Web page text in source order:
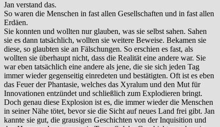
Jan verstand das.
So waren die Menschen in fast allen Gesellschaften und in fast allen
Erdäen.
Sie konnten und wollten nur glauben, was sie selbst sahen. Sahen
sie es dann tatsächlich, wollten sie weitere Beweise. Bekamen sie
diese, so glaubten sie an Fälschungen. So erschien es fast, als
wollten sie überhaupt nicht, dass die Realität eine andere war. Sie
war eben tatsächlich eine andere als jene, die sie sich jeden Tag
immer wieder gegenseitig einredeten und bestätigten. Oft ist es eben
das Feuer der Phantasie, welches das Xyralum und den Mut für
Innovationen entzündet und schließlich zum Explodieren bringt.
Doch genau diese Explosion ist es, die immer wieder die Menschen
in seiner Nähe tötet, bevor sie die Sicht auf neues Land frei gibt. Jan
kannte sie gut, die grausigen Geschichten von der Inquisition und